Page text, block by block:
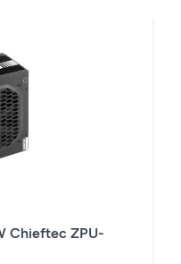
Chieftec ZPU-